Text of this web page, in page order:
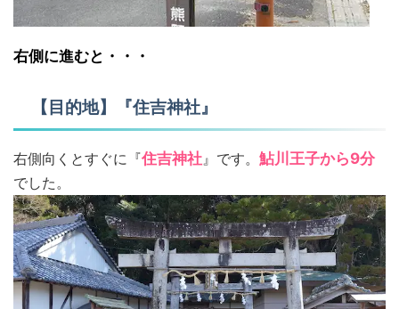
右側に進むと・・・
【目的地】『住吉神社』
右側向くとすぐに『住吉神社 』です。 鮎川王子から9分
でした。